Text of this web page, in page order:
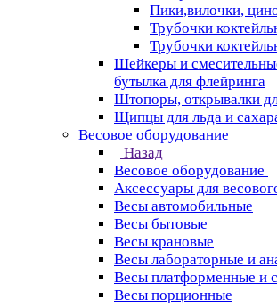
Пики,вилочки,
Трубочки
Трубочки
Шейкеры и
бутылка для флейринга
Штопоры, открывалки
Щипцы для льда и
Весовое оборудование
Назад
Весовое оборудование
Аксессуары для
Весы автомобильные
Весы бытовые
Весы крановые
Весы лабораторные и
Весы платформенные и
Весы порционные